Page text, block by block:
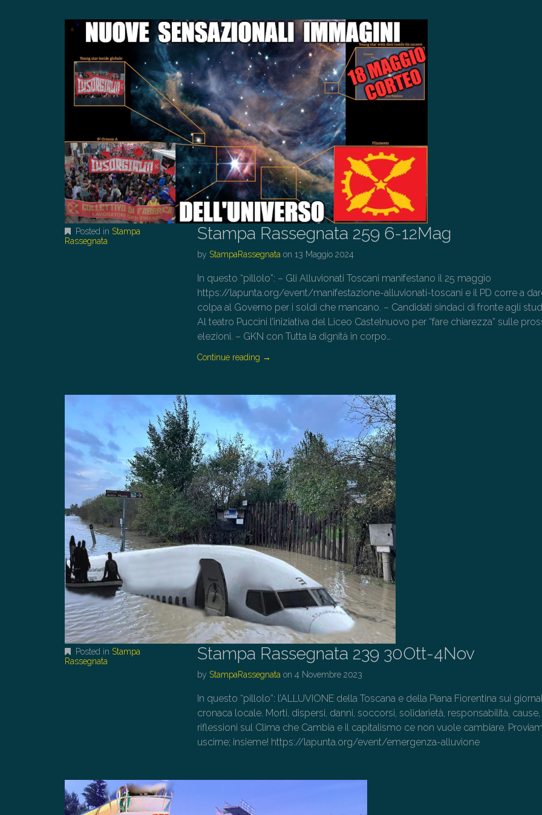
Posted in Stampa
Rassegnata
Stampa Rassegnata 259 6-12Mag
by StampaRassegnata on 13 Maggio 2024
In questo “pillolo”: – Gli Alluvionati Toscani manifestano il 25 maggio
https://lapunta.org/event/manifestazione-alluvionati-toscani e il PD corre a
colpa al Governo per i soldi che mancano. – Candidati sindaci di fronte agli
Al teatro Puccini l’iniziativa del Liceo Castelnuovo per “fare chiarezza” sulle
elezioni. – GKN con Tutta la dignità in corpo…
Continue reading →
Posted in Stampa
Rassegnata
Stampa Rassegnata 239 30Ott-4Nov
by StampaRassegnata on4 Novembre 2023
In questo “pillolo”: l’ALLUVIONE della Toscana e della Piana Fiorentina sui
cronaca locale. Morti, dispersi, danni, soccorsi, solidarietà, responsabilità, cause,
riflessioni sul Clima che Cambia e il capitalismo ce non vuole cambiare.
uscirne; insieme! https://lapunta.org/event/emergenza-alluvione